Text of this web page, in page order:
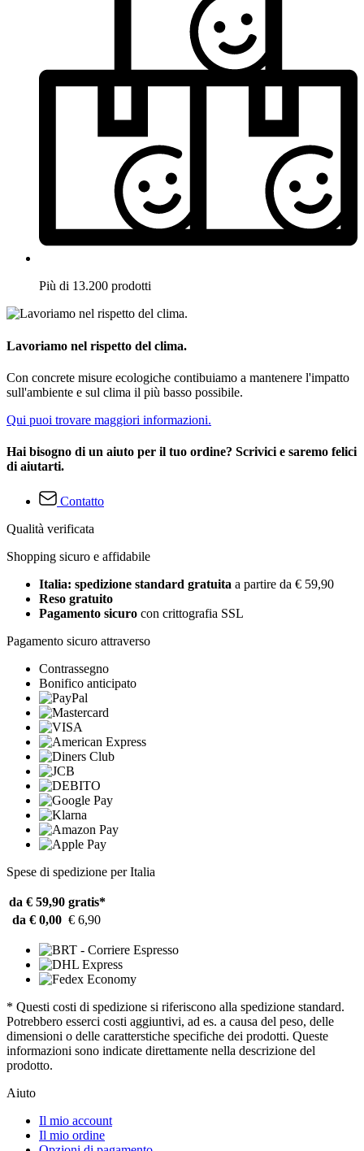
Più di 13.200 prodotti
Lavoriamo nel rispetto del clima.
Con concrete misure ecologiche contibuiamo a mantenere l'impatto
sull'ambiente e sul clima il più basso possibile.
Qui puoi trovare maggiori informazioni.
Hai bisogno di un aiuto per il tuo ordine? Scrivici e saremo felici
di aiutarti.
Contatto
Qualità verificata
Shopping sicuro e affidabile
Italia: spedizione standard gratuita a partire da € 59,90
Reso gratuito
Pagamento sicuro con crittografia SSL
Pagamento sicuro attraverso
Contrassegno
Bonifico anticipato
Spese di spedizione per Italia
da € 59,90 gratis*
da € 0,00 € 6,90
* Questi costi di spedizione si riferiscono alla spedizione standard.
Potrebbero esserci costi aggiuntivi, ad es. a causa del peso, delle
dimensioni o delle caratterstiche specifiche dei prodotti. Queste
informazioni sono indicate direttamente nella descrizione del
prodotto.
Aiuto
Il mio account
Il mio ordine